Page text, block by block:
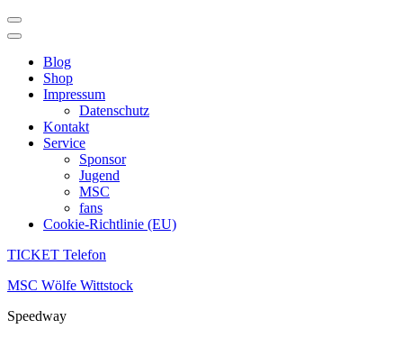
Blog
Shop
Impressum
Datenschutz
Kontakt
Service
Sponsor
Jugend
MSC
fans
Cookie-Richtlinie (EU)
TICKET Telefon
Zum
springen
MSC Wölfe Wittstock
Speedway